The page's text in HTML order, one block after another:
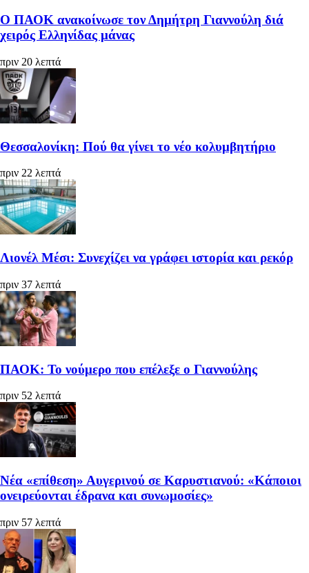
Ο ΠΑΟΚ ανακοίνωσε τον Δημήτρη Γιαννούλη διά
χειρός Ελληνίδας μάνας
πριν 20 λεπτά
Θεσσαλονίκη: Πού θα γίνει το νέο κολυμβητήριο
πριν 22 λεπτά
Λιονέλ Μέσι: Συνεχίζει να γράφει ιστορία και ρεκόρ
πριν 37 λεπτά
ΠΑΟΚ: Το νούμερο που επέλεξε ο Γιαννούλης
πριν 52 λεπτά
Νέα «επίθεση» Αυγερινού σε Καρυστιανού: «Κάποιοι
ονειρεύονται έδρανα και συνωμοσίες»
πριν 57 λεπτά